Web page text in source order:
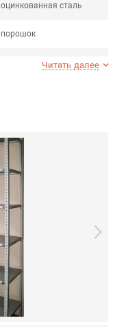
оцинкованная сталь
порошок
нет перфорации
болтовое
25 мм
Читать далее